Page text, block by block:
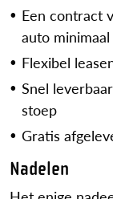
Een contract
auto
Flexibel
Snel
stoep
Gratis
Nadelen